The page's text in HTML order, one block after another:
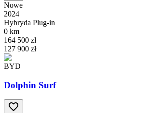
Nowe
2024
Hybryda Plug-in
0 km
164 500 zł
127 900 zł
BYD
Dolphin Surf